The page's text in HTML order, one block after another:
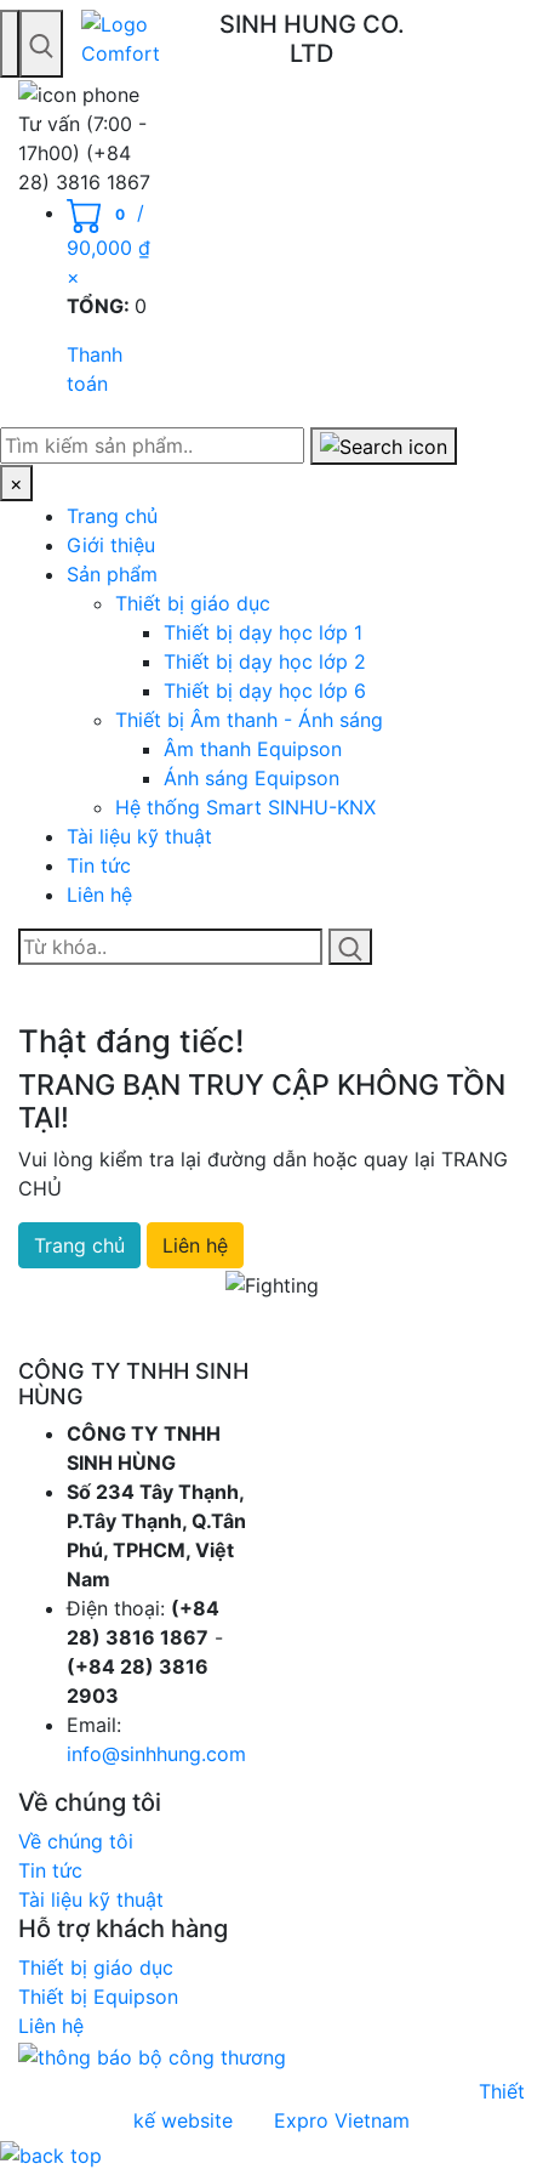
Toggle navigation
SINH HUNG CO.
LTD
Tư vấn (7:00 -
17h00) (+84
28) 3816 1867
0
/
90,000 ₫
×
TỔNG: 0
Thanh
toán
×
Trang chủ
Giới thiệu
Sản phẩm
Thiết bị giáo dục
Thiết bị dạy học lớp 1
Thiết bị dạy học lớp 2
Thiết bị dạy học lớp 6
Thiết bị Âm thanh - Ánh sáng
Âm thanh Equipson
Ánh sáng Equipson
Hệ thống Smart SINHU-KNX
Tài liệu kỹ thuật
Tin tức
Liên hệ
Thật đáng tiếc!
TRANG BẠN TRUY CẬP KHÔNG TỒN
TẠI!
Vui lòng kiểm tra lại đường dẫn hoặc quay lại TRANG
CHỦ
Trang chủ Liên hệ
CÔNG TY TNHH SINH
HÙNG
CÔNG TY TNHH
SINH HÙNG
Số 234 Tây Thạnh,
P.Tây Thạnh, Q.Tân
Phú, TPHCM, Việt
Nam
Điện thoại: (+84
28) 3816 1867 -
(+84 28) 3816
2903
Email:
info@sinhhung.com
Về chúng tôi
Về chúng tôi
Tin tức
Tài liệu kỹ thuật
Hỗ trợ khách hàng
Thiết bị giáo dục
Thiết bị Equipson
Liên hệ
Thiết
kế website
Expro Vietnam